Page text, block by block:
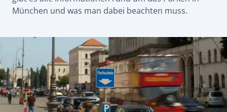
München und was man dabei beachten muss.